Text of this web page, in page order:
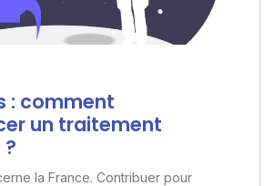
: comment
un traitement
la France. Contribuer pour